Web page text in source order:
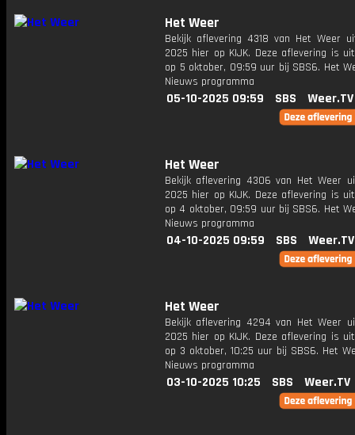
Het Weer
Bekijk aflevering 4318 van Het Weer
2025 hier op KIJK. Deze aflevering is
op 5 oktober, 09:59 uur bij SBS6. Het
Nieuws programma
05-10-2025 09:59 SBS Weer.TV
Het Weer
Bekijk aflevering 4306 van Het Weer
2025 hier op KIJK. Deze aflevering is
op 4 oktober, 09:59 uur bij SBS6. Het
Nieuws programma
04-10-2025 09:59 SBS Weer.TV
Het Weer
Bekijk aflevering 4294 van Het Weer
2025 hier op KIJK. Deze aflevering is
op 3 oktober, 10:25 uur bij SBS6. Het
Nieuws programma
03-10-2025 10:25 SBS Weer.TV